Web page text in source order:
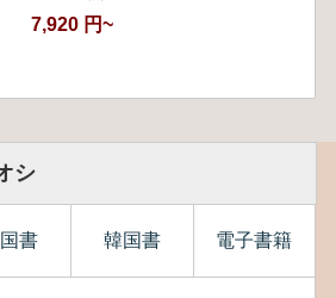
7,920 円~
シ
書 韓国書 電子書籍